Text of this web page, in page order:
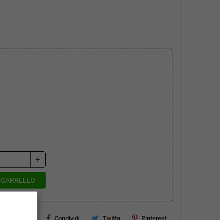
add
Condividi Twitta Pinterest